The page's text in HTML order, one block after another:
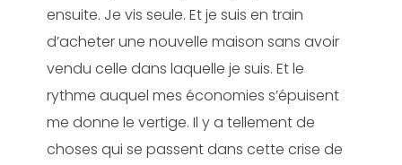
ensuite. Je vis seule. Et je suis en train
d’acheter une nouvelle maison sans avoir
vendu celle dans laquelle je suis. Et le
rythme auquel mes économies s’épuisent
me donne le vertige. Il y a tellement de
choses qui se passent dans cette crise de